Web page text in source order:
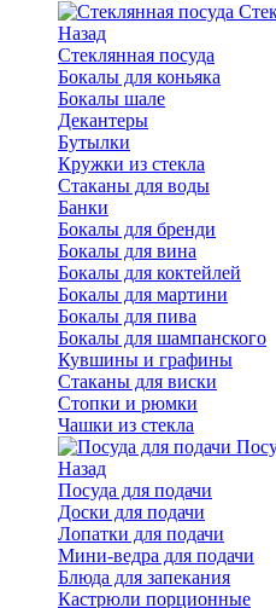
Назад
Стеклянная посуда
Бокалы для коньяка
Бокалы шале
Декантеры
Бутылки
Кружки из стекла
Стаканы для воды
Банки
Бокалы для бренди
Бокалы для вина
Бокалы для коктейлей
Бокалы для мартини
Бокалы для пива
Бокалы для шампанского
Кувшины и графины
Стаканы для виски
Стопки и рюмки
Чашки из стекла
Назад
Посуда для подачи
Доски для подачи
Лопатки для подачи
Мини-ведра для подачи
Блюда для запекания
Кастрюли порционные